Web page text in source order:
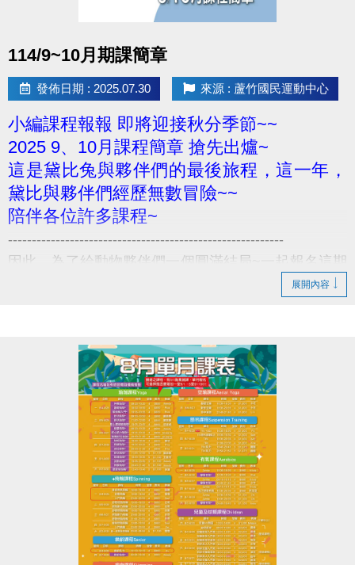
114/9~10月期課簡章
發佈日期 : 2025.07.30 來源 : 蘆竹國民運動中心
小編課程報報 即將迎接秋分季節~~
2025 9、10月課程簡章 搶先出爐~
這是黛比兔與夥伴們的最後旅程，這一年，
黛比與夥伴們經歷無數冒險~~
陪伴各位許多課程~
----------------------------------------------------------
因此，為了給動物夥伴們一個圓滿結局~一起報名這期
無折扣) 臨櫃享95折~
舊生們享有優先報名的期間，別錯過嚕~
【舊生定義】
報名完整7-8月期課、8月單月課程
且開班成功，無中途退費之學員
----------------------------------------------------------
8/11-8/31 不分新舊生 APP報名享95折優惠
8/31 前 本期臨櫃報名
．◆* 有 加碼優惠 喔 ◆*．
同一人報名 三門以上 88折優惠
展開內容